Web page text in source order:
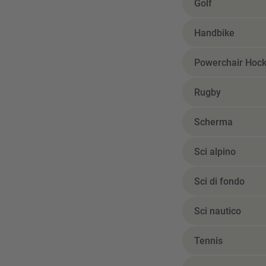
Golf
Handbike
Powerchair
Rugby
Scherma
Sci alpino
Sci di fondo
Sci nautico
Tennis